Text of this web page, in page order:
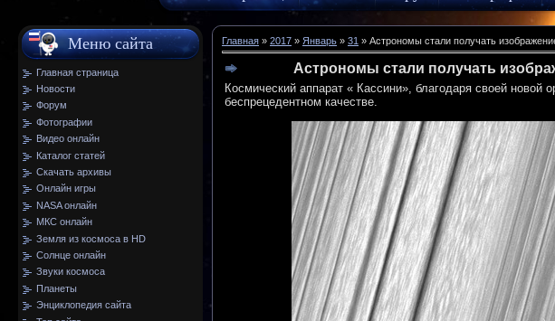
МКС онлайн
Меню сайта
Главная страница
Новости
Форум
Фотографии
Видео онлайн
Каталог статей
Скачать архивы
Онлайн игры
NASA онлайн
МКС онлайн
Земля из космоса в HD
Солнце онлайн
Звуки космоса
Планеты
Энциклопедия сайта
Главная » 2017 » Январь » 31 » Астрономы стали получать
Астрономы стали получать
Космический аппарат « Кассини», благодаря своей
беспрецедентном качестве.